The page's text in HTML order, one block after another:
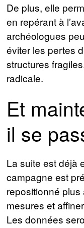
De plus, elle
en repérant à
archéologues
éviter les pertes
structures
radicale.
Et
il se
La suite est déjà
campagne est
repositionné plus
mesures et
Les données